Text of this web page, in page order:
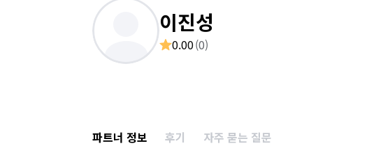
이진성
0.00(0)
파트너 정보 후기 자주 묻는 질문